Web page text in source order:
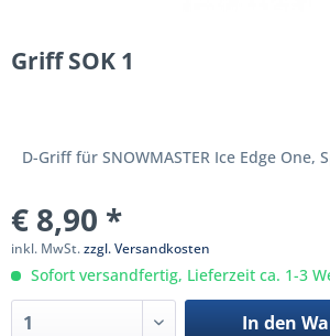
Griff SOK 1
D-Griff für SNOWMASTER Ice Edge One,
€ 8,90 *
inkl. MwSt.zzgl. Versandkosten
Sofort versandfertig, Lieferzeit ca. 1-3
In den